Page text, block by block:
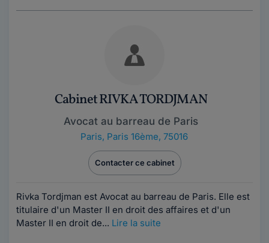
Cabinet RIVKA TORDJMAN
Avocat au barreau de Paris
Paris, Paris 16ème, 75016
Contacter ce cabinet
Rivka Tordjman est Avocat au barreau de Paris. Elle est
titulaire d'un Master II en droit des affaires et d'un
Master II en droit de... Lire la suite